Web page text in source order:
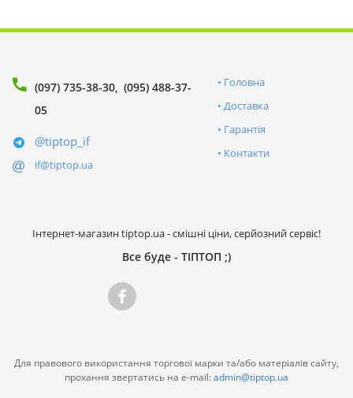
(097) 735-38-30 (095) 488-37-
05
@tiptop_if
if@tiptop.ua
Головна
Доставка
Гарантія
Контакти
Інтернет-магазин tiptop.ua - смішні ціни, серйозний сервіс!
Все буде - ТІПТОП ;)
Для правового використання торгової марки та/або матеріалів сайту,
прохання звертатись на e-mail:admin@tiptop.ua